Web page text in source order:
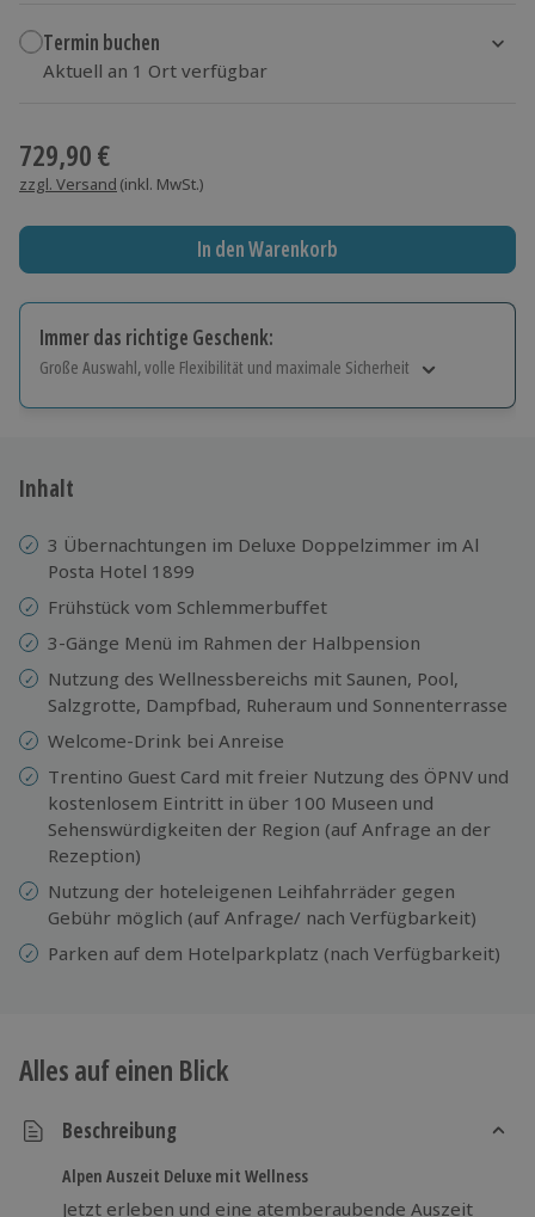
Termin buchen
Aktuell an 1 Ort verfügbar
729,90 €
zzgl. Versand (inkl. MwSt.)
In den Warenkorb
Immer das richtige Geschenk:
Große Auswahl, volle Flexibilität und maximale Sicherheit
Jeder Gutschein für alle Erlebnisse einlösbar.
10 Jahre gültig & verlängerbar.
Inhalt
3 Übernachtungen im Deluxe Doppelzimmer im Al
Posta Hotel 1899
Frühstück vom Schlemmerbuffet
3-Gänge Menü im Rahmen der Halbpension
Nutzung des Wellnessbereichs mit Saunen, Pool,
Salzgrotte, Dampfbad, Ruheraum und Sonnenterrasse
Welcome-Drink bei Anreise
Trentino Guest Card mit freier Nutzung des ÖPNV und
kostenlosem Eintritt in über 100 Museen und
Sehenswürdigkeiten der Region (auf Anfrage an der
Rezeption)
Nutzung der hoteleigenen Leihfahrräder gegen
Gebühr möglich (auf Anfrage/ nach Verfügbarkeit)
Parken auf dem Hotelparkplatz (nach Verfügbarkeit)
Alles auf einen Blick
Beschreibung
Alpen Auszeit Deluxe mit Wellness
Jetzt erleben und eine atemberaubende Auszeit